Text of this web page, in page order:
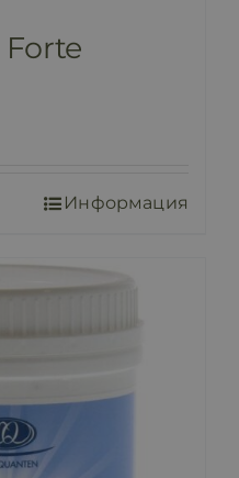
Информация